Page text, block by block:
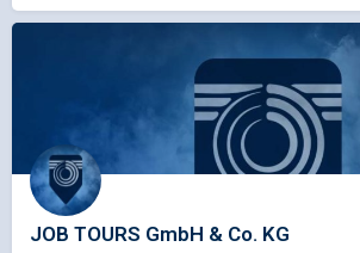
JOB TOURS GmbH & Co. KG